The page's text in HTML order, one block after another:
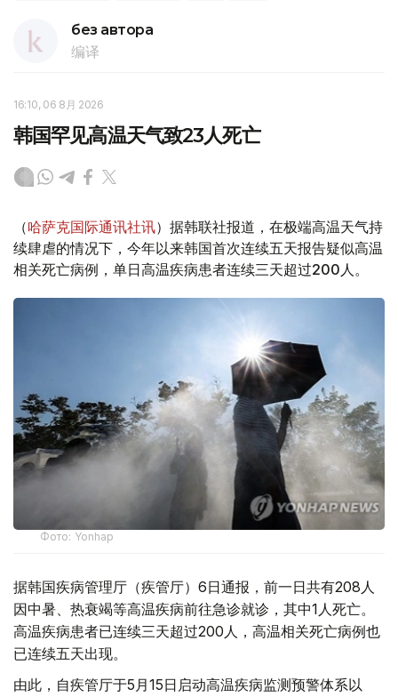
без автора
编译
16:10, 06 8月 2026
韩国罕见高温天气致23人死亡
（哈萨克国际通讯社讯）据韩联社报道，在极端高温天气持
续肆虐的情况下，今年以来韩国首次连续五天报告疑似高温
相关死亡病例，单日高温疾病患者连续三天超过200人。
Фото: Yonhap
据韩国疾病管理厅（疾管厅）6日通报，前一日共有208人
因中暑、热衰竭等高温疾病前往急诊就诊，其中1人死亡。
高温疾病患者已连续三天超过200人，高温相关死亡病例也
已连续五天出现。
由此，自疾管厅于5月15日启动高温疾病监测预警体系以